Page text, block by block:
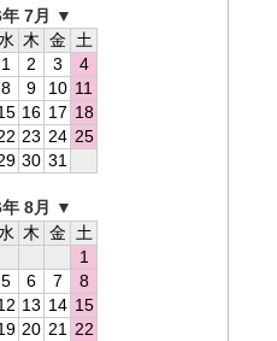
7月 ▼
木 金
土
1
2 3
4
8 9 10 11
16 17 18
23 24 25
30 31
8月 ▼
木 金
土
1
5 6 7
8
13 14 15
20 21
22